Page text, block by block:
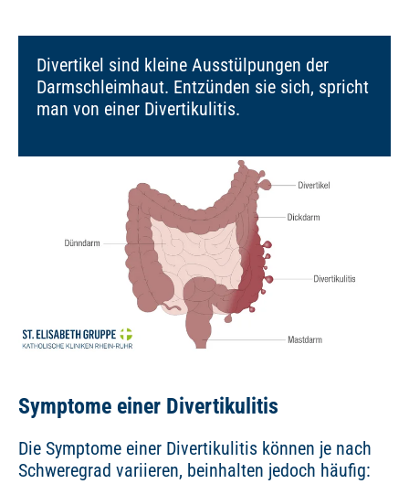
Divertikel sind kleine Ausstülpungen der
Darmschleimhaut. Entzünden sie sich, spricht
man von einer Divertikulitis.
Symptome einer Divertikulitis
Die Symptome einer Divertikulitis können je nach
Schweregrad variieren, beinhalten jedoch häufig: